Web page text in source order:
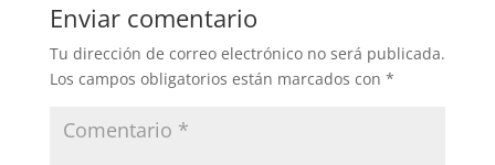
Enviar comentario
Tu dirección de correo electrónico no será publicada.
Los campos obligatorios están marcados con *